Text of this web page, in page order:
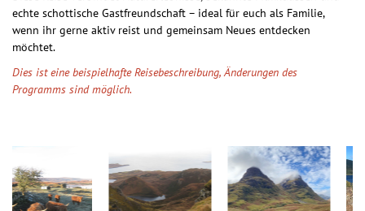
echte schottische Gastfreundschaft – ideal für euch als Familie,
wenn ihr gerne aktiv reist und gemeinsam Neues entdecken
möchtet.
Dies ist eine beispielhafte Reisebeschreibung, Änderungen des
Programms sind möglich.